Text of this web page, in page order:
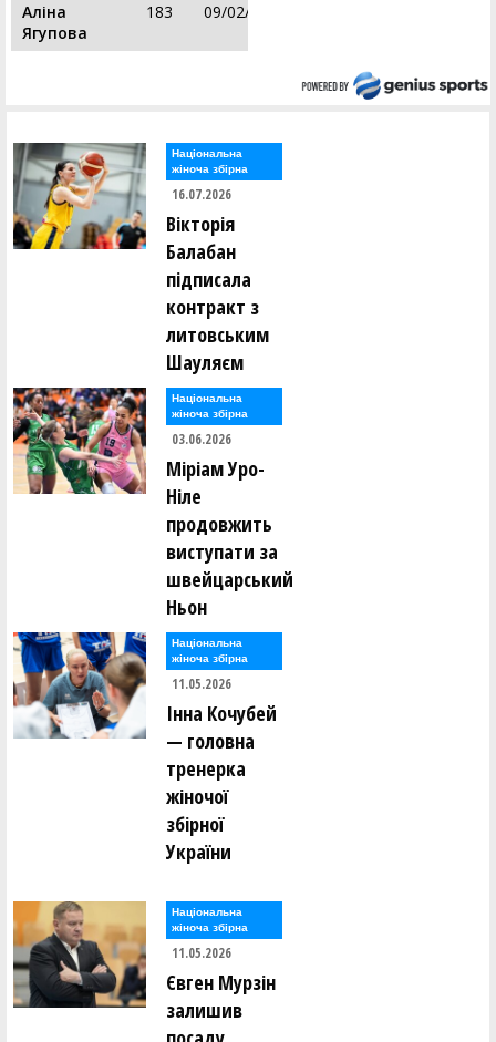
Аліна
Ягупова
183 09/02/1992
Національна
жіноча збірна
16.07.2026
Вікторія
Балабан
підписала
контракт з
литовським
Шауляєм
Національна
жіноча збірна
03.06.2026
Міріам Уро-
Ніле
продовжить
виступати за
швейцарський
Ньон
Національна
жіноча збірна
11.05.2026
Інна Кочубей
— головна
тренерка
жіночої
збірної
України
Національна
жіноча збірна
11.05.2026
Євген Мурзін
залишив